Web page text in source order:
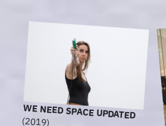
WE NEED SPACE UPDATED
(2019)